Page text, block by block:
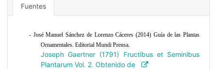
Fuentes
- José Manuel Sánchez de Lorenzo Cáceres (2014) Guía de las Plantas
Ornamentales. Editorial Mundi Prensa.
Joseph Gaertner (1791) Fructibus et Seminibus
Plantarum Vol. 2. Obtenido de :